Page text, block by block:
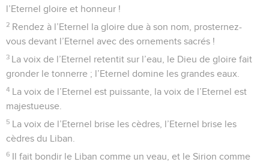
l’Eternel gloire et honneur !
2 Rendez à l’Eternel la gloire due à son nom, prosternez-
vous devant l’Eternel avec des ornements sacrés !
3 La voix de l’Eternel retentit sur l’eau, le Dieu de gloire fait
gronder le tonnerre ; l’Eternel domine les grandes eaux.
4 La voix de l’Eternel est puissante, la voix de l’Eternel est
majestueuse.
5 La voix de l’Eternel brise les cèdres, l’Eternel brise les
cèdres du Liban.
6 Il fait bondir le Liban comme un veau, et le Sirion comme